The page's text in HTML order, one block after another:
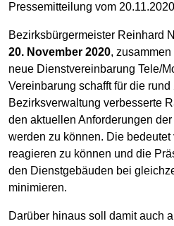
Pressemitteilung vom 20.11.2020
Bezirksbürgermeister Reinhard
20. November 2020,
neue Dienstvereinbarung Tele/
Vereinbarung schafft für die
Bezirksverwaltung verbesserte
den aktuellen Anforderungen
werden zu können. Die bedeutet
reagieren zu können und die
den Dienstgebäuden bei
minimieren.
Darüber hinaus soll damit auch